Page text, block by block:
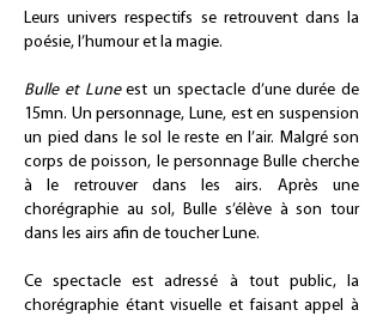
Leurs univers respectifs se retrouvent dans la
poésie, l’humour et la magie.
Bulle et Luneest un spectacle d’une durée de
15mn. Un personnage, Lune, est en suspension
un pied dans le sol le reste en l’air. Malgré son
corps de poisson, le personnage Bulle cherche
à le retrouver dans les airs. Après une
chorégraphie au sol, Bulle s’élève à son tour
dans les airs afin de toucher Lune.
Ce spectacle est adressé à tout public, la
chorégraphie étant visuelle et faisant appel à